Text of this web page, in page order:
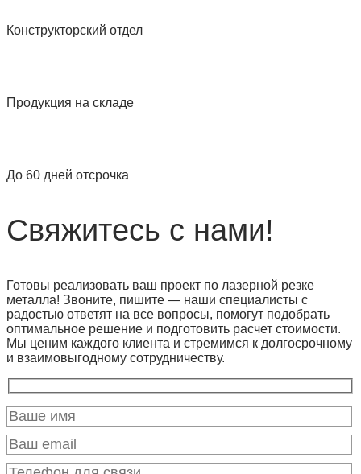
Конструкторский отдел
Продукция на складе
До 60 дней отсрочка
Свяжитесь с нами!
Готовы реализовать ваш проект по лазерной резке
металла! Звоните, пишите — наши специалисты с
радостью ответят на все вопросы, помогут подобрать
оптимальное решение и подготовить расчет стоимости.
Мы ценим каждого клиента и стремимся к долгосрочному
и взаимовыгодному сотрудничеству.